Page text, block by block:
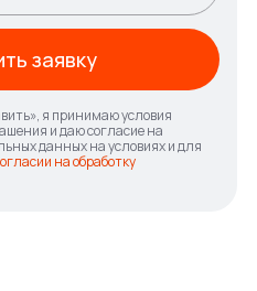
я принимаю условия
и даю согласие на
данных на условиях и для
на обработку
заявку